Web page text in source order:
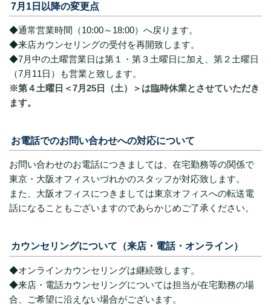
7月1日以降の変更点
◆通常営業時間（10:00～18:00）へ戻ります。
◆来店カウンセリングの受付を再開致します。
◆7月中の土曜営業日は第１・第３土曜日に加え、第２土曜日
（7月11日）も営業と致します。
※第４土曜日＜7月25日（土）＞は臨時休業とさせていただき
ます。
お電話でのお問い合わせへの対応について
お問い合わせのお電話につきましては、在宅勤務等の関係で
東京・大阪オフィスいづれかのスタッフが対応致します。
また、大阪オフィスにつきましては東京オフィスへの転送電
話になることもございますのであらかじめご了承ください。
カウンセリングについて（来店・電話・オンライン）
◆オンラインカウンセリングは継続致します。
◆来店・電話カウンセリングについては担当が在宅勤務の場
合、ご希望に沿えない場合がございます。